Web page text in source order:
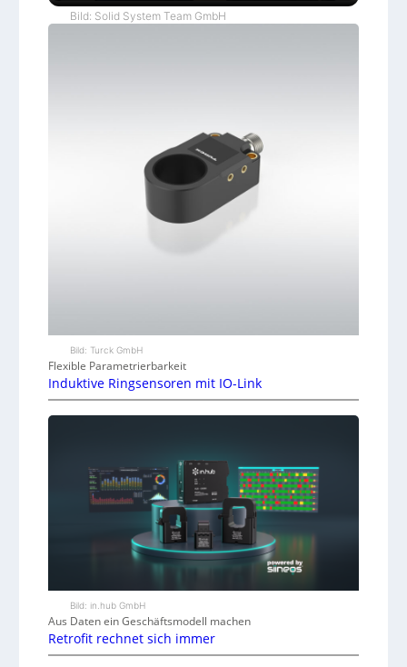
Bild: Solid System Team GmbH
Bild: Turck GmbH
Flexible Parametrierbarkeit
Induktive Ringsensoren mit IO-Link
Bild: in.hub GmbH
Aus Daten ein Geschäftsmodell machen
Retrofit rechnet sich immer